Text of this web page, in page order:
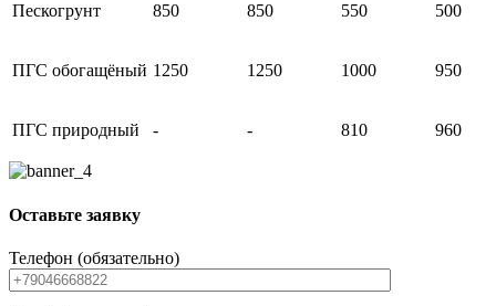
Пескогрунт 850 850 550 500
ПГС обогащёный 1250 1250 1000 950
ПГС природный - - 810 960
Оставьте заявку
Телефон (обязательно)